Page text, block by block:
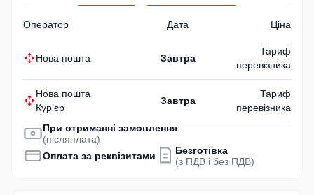
Оператор Дата Ціна
Нова пошта Завтра
Тариф
перевізника
Нова пошта
Кур’єр
Завтра
Тариф
перевізника
При отриманні замовлення
(післяплата)
Оплата за реквізитами
Безготівка
(з ПДВ і без ПДВ)